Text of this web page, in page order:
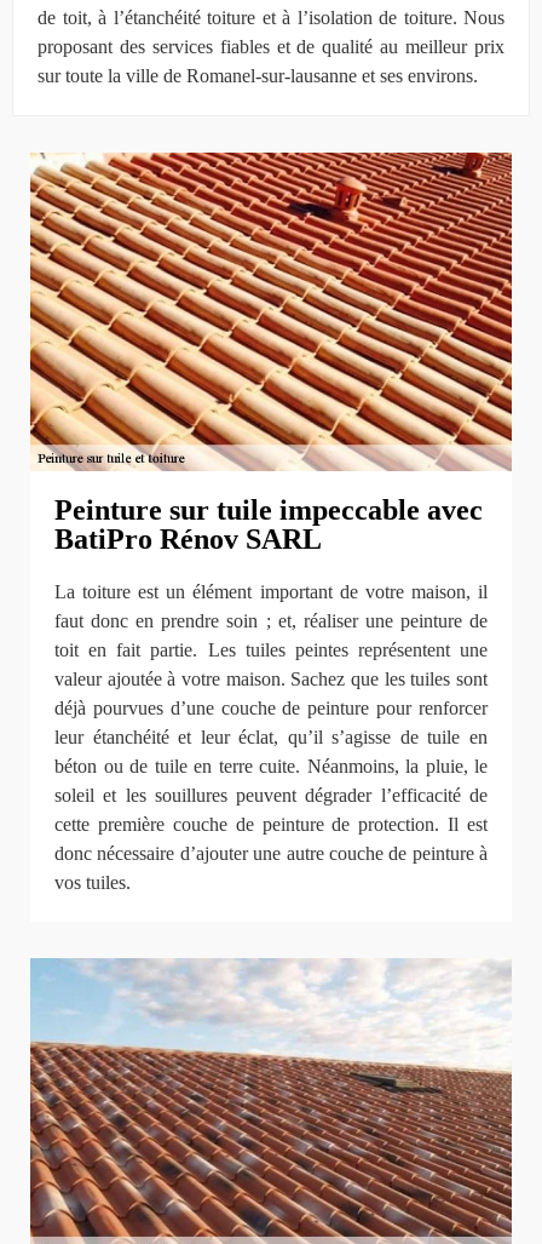
de toit, à l’étanchéité toiture et à l’isolation de toiture. Nous
proposant des services fiables et de qualité au meilleur prix
sur toute la ville de Romanel-sur-lausanne et ses environs.
Peinture sur tuile impeccable avec
BatiPro Rénov SARL
La toiture est un élément important de votre maison, il
faut donc en prendre soin ; et, réaliser une peinture de
toit en fait partie. Les tuiles peintes représentent une
valeur ajoutée à votre maison. Sachez que les tuiles sont
déjà pourvues d’une couche de peinture pour renforcer
leur étanchéité et leur éclat, qu’il s’agisse de tuile en
béton ou de tuile en terre cuite. Néanmoins, la pluie, le
soleil et les souillures peuvent dégrader l’efficacité de
cette première couche de peinture de protection. Il est
donc nécessaire d’ajouter une autre couche de peinture à
vos tuiles.